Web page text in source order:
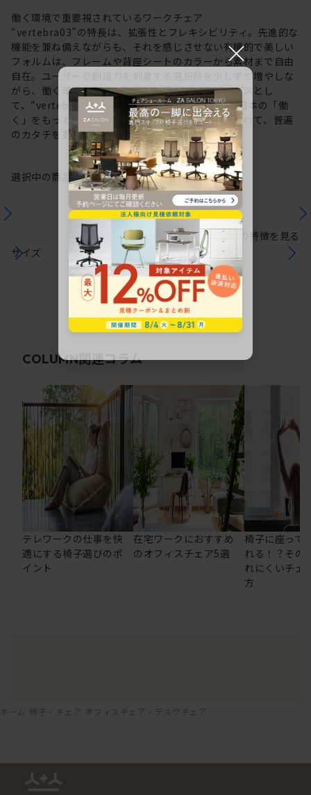
働く環境で重要視されているワークチェア
“vertebra03”の特長は、拡張性とフレキシビリティ。先進的な
機能を兼ね備えながらも、それを感じさせない有機的で美しい
フォルムは、フレームや背座シートのカラーから素材まで自由
自在。ユーザーの創造力を刺激する選択肢を少しずつ増やしな
がら、働く環境や個人の美意識を投影するキャンバスとし
て、“vertebra03”をアップデートしてきました。日本の「働
く」をもっと自由に。これからも私たちは未来に向けて、普遍
のカタチを更新していきます。
選択中の商品情報保証注意事項
サイズ
シリーズの特徴を見る
COLUMN関連コラム
テレワークの仕事を快
適にする椅子選びのポ
イント
在宅ワークにおすすめ
のオフィスチェア5選
椅子に座って
れる！？その
れにくいチェ
方
ホーム 椅子・チェア オフィスチェア・デスクチェア
×